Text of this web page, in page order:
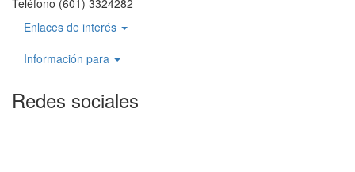
Enlaces de interés
Información para
Redes sociales